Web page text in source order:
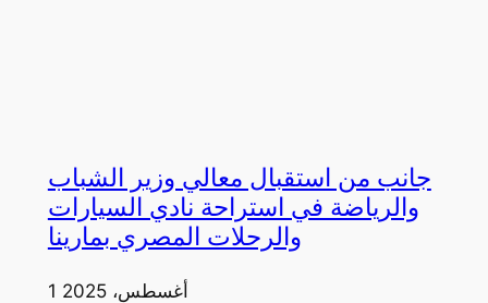
جانب من استقبال معالي وزير الشباب
والرياضة في استراحة نادي السيارات
والرحلات المصري بمارينا
1 أغسطس، 2025